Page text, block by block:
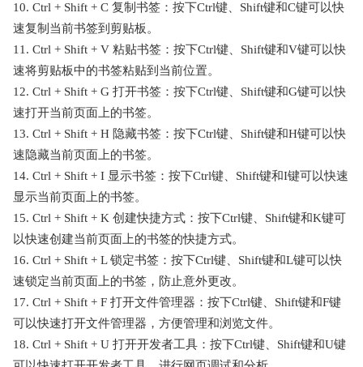
10. Ctrl + Shift + C 复制书签：按下Ctrl键、Shift键和C键可以快
速复制当前书签到剪贴板。
11. Ctrl + Shift + V 粘贴书签：按下Ctrl键、Shift键和V键可以快
速将剪贴板中的书签粘贴到当前位置。
12. Ctrl + Shift + G 打开书签：按下Ctrl键、Shift键和G键可以快
速打开当前页面上的书签。
13. Ctrl + Shift + H 隐藏书签：按下Ctrl键、Shift键和H键可以快
速隐藏当前页面上的书签。
14. Ctrl + Shift + I 显示书签：按下Ctrl键、Shift键和I键可以快速
显示当前页面上的书签。
15. Ctrl + Shift + K 创建快捷方式：按下Ctrl键、Shift键和K键可
以快速创建当前页面上的书签的快捷方式。
16. Ctrl + Shift + L 锁定书签：按下Ctrl键、Shift键和L键可以快
速锁定当前页面上的书签，防止意外更改。
17. Ctrl + Shift + F 打开文件管理器：按下Ctrl键、Shift键和F键
可以快速打开文件管理器，方便管理和浏览文件。
18. Ctrl + Shift + U 打开开发者工具：按下Ctrl键、Shift键和U键